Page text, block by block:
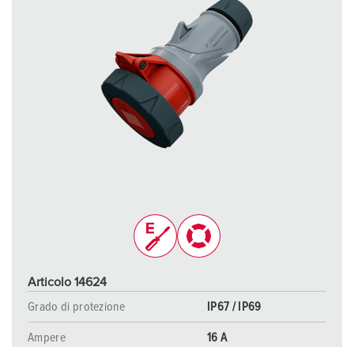
Articolo 14624
Grado di protezione
IP67 / IP69
Ampere 16 A